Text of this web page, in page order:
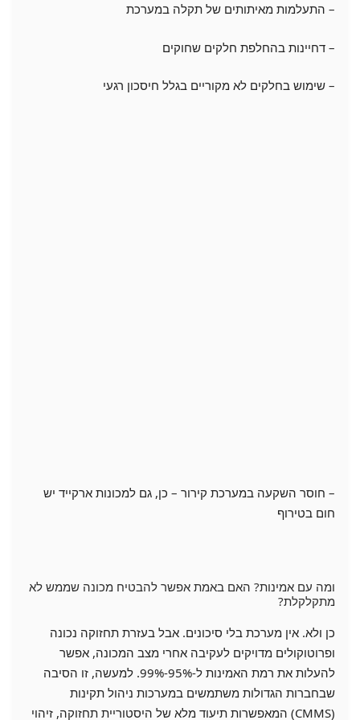
– התעלמות מאיתותים של תקלה במערכת
– דחיינות בהחלפת חלקים שחוקים
– שימוש בחלקים לא מקוריים בגלל חיסכון רגעי
– חוסר השקעה במערכת קירור – כן, גם למכונות ארקייד יש
חום בטירוף
ומה עם אמינות? האם באמת אפשר להבטיח מכונה שממש לא
מתקלקלת?
כן ולא. אין מערכת בלי סיכונים. אבל בעזרת תחזוקה נכונה
ופרוטוקולים מדויקים לעקיבה אחרי מצב המכונה, אפשר
להעלות את רמת האמינות ל-95%-99%. למעשה, זו הסיבה
שבחברות הגדולות משתמשים במערכות ניהול תקינות
(CMMS) המאפשרות תיעוד מלא של היסטוריית תחזוקה, זיהוי